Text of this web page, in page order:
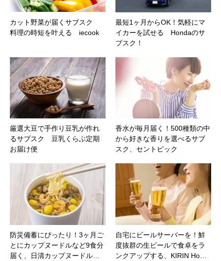
カット野菜が届くサブスク
料理の時短を叶える iecook
最短1ヶ月からOK！気軽にマ
イカーを試せる Hondaのサ
ブスク！
厳選大豆で手作り豆乳が作れ
るサブスク 豆乳くらぶ定期
お届け便
香水が毎月届く！500種類の中
から好きな香りを選べるサブ
スク、セントピック
防災備蓄にぴったり！3ヶ月ご
とにカップヌードルなど9食分
届く、日清カップヌードル…
自宅にビールサーバーを！鮮
度抜群の生ビールで食卓をラ
ンクアップする、KIRIN Ho…